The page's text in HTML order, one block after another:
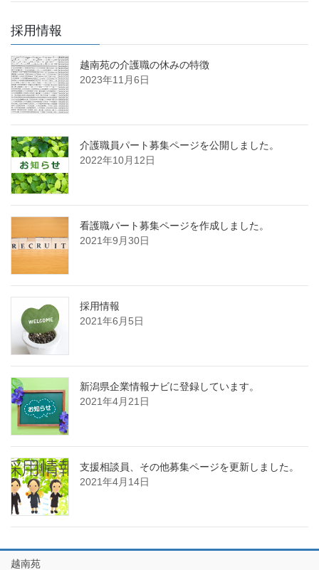
採用情報
越南苑の介護職の休みの特徴
2023年11月6日
介護職員パート募集ページを公開しました。
2022年10月12日
看護職パート募集ページを作成しました。
2021年9月30日
採用情報
2021年6月5日
新潟県企業情報ナビに登録しています。
2021年4月21日
支援相談員、その他募集ページを更新しました。
2021年4月14日
越南苑